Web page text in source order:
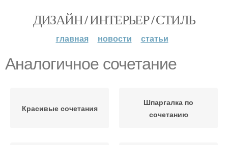
ДИЗАЙН / ИНТЕРЬЕР / СТИЛЬ
главная новости статьи
Аналогичное сочетание
Красивые сочетания
Шпаргалка по
сочетанию